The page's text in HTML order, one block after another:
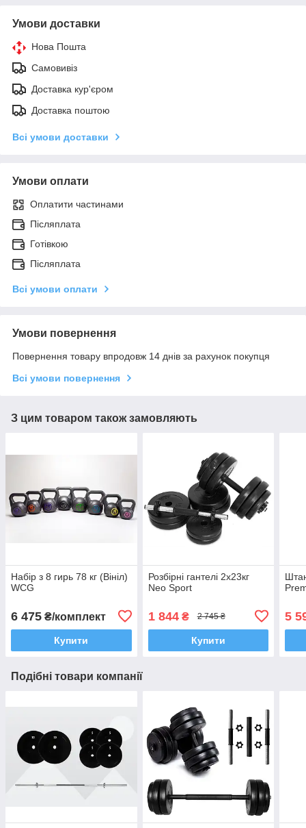
Умови доставки
Нова Пошта
Самовивіз
Доставка кур'єром
Доставка поштою
Всі умови доставки
Умови оплати
Оплатити частинами
Післяплата
Готівкою
Післяплата
Всі умови оплати
Умови повернення
Повернення товару впродовж 14 днів за рахунок покупця
Всі умови повернення
З цим товаром також замовляють
Набір з 8 гирь 78 кг (Вініл)
WCG
6 475 ₴/комплект
Купити
Розбірні гантелі 2х23кг
Neo Sport
1 844₴ 2 745 ₴
Купити
5
Подібні товари компанії